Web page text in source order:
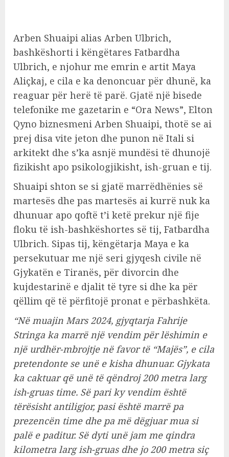
Arben Shuaipi alias Arben Ulbrich,
bashkëshorti i këngëtares Fatbardha
Ulbrich, e njohur me emrin e artit Maya
Aliçkaj, e cila e ka denoncuar për dhunë, ka
reaguar për herë të parë. Gjatë një bisede
telefonike me gazetarin e “Ora News”, Elton
Qyno biznesmeni Arben Shuaipi, thotë se ai
prej disa vite jeton dhe punon në Itali si
arkitekt dhe s’ka asnjë mundësi të dhunojë
fizikisht apo psikologjikisht, ish-gruan e tij.
Shuaipi shton se si gjatë marrëdhënies së
martesës dhe pas martesës ai kurrë nuk ka
dhunuar apo qoftë t’i ketë prekur një fije
floku të ish-bashkëshortes së tij, Fatbardha
Ulbrich. Sipas tij, këngëtarja Maya e ka
persekutuar me një seri gjyqesh civile në
Gjykatën e Tiranës, për divorcin dhe
kujdestarinë e djalit të tyre si dhe ka për
qëllim që të përfitojë pronat e përbashkëta.
“Në muajin Mars 2024, gjyqtarja Fahrije
Stringa ka marrë një vendim për lëshimin e
një urdhër-mbrojtje në favor të “Majës”, e cila
pretendonte se unë e kisha dhunuar. Gjykata
ka caktuar që unë të qëndroj 200 metra larg
ish-gruas time. Së pari ky vendim është
tërësisht antiligjor, pasi është marrë pa
prezencën time dhe pa më dëgjuar mua si
palë e paditur. Së dyti unë jam me qindra
kilometra larg ish-gruas dhe jo 200 metra siç